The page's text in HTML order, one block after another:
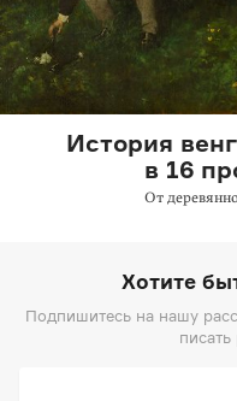
История
в 16
От
Хотите
Подпишитесь на нашу